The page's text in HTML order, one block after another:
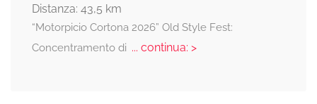
Distanza: 43,5 km
“Motorpicio Cortona 2026” Old Style Fest:
Concentramento di ... continua: >